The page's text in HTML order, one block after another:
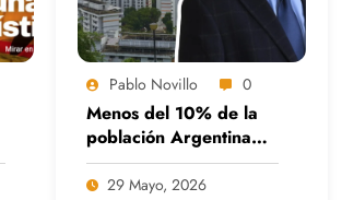
Pablo Novillo 0
Menos del 10% de la
población Argentina
puede acceder a un
crédito hipotecario
29 Mayo, 2026